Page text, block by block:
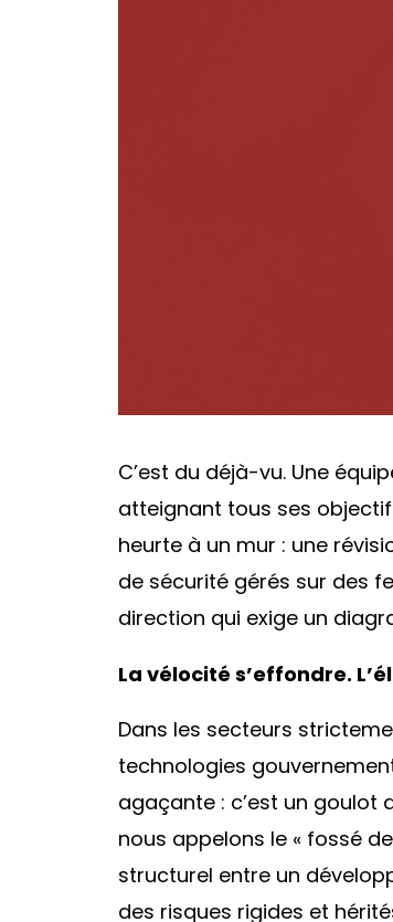
C’est du déjà-vu. Une
atteignant tous ses
heurte à un mur : une
de sécurité gérés sur des
direction qui exige un
La vélocité s’effondre.
Dans les secteurs
technologies
agaçante : c’est un goulot
nous appelons le « fossé
structurel entre un
des risques rigides et